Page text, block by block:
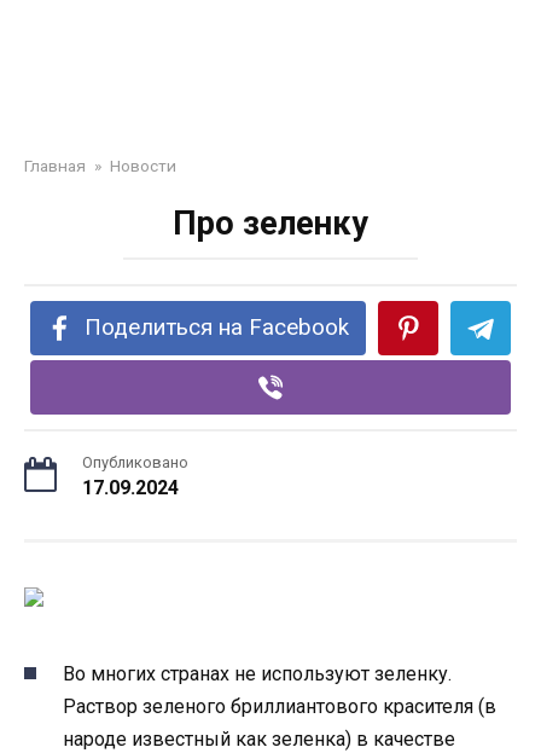
Главная » Новости
Про зеленку
Поделиться на Facebook
Опубликовано
17.09.2024
Во многих странах не используют зеленку.
Раствор зеленого бриллиантового красителя (в
народе известный как зеленка) в качестве